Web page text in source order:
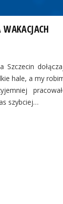
Szczecin
hale, a my
szybciej…